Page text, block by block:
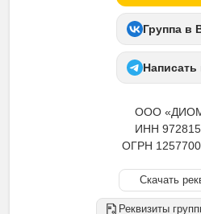
ООО
ИНН
ОГРН
Скачать
Реквизиты
Группа в
Написать